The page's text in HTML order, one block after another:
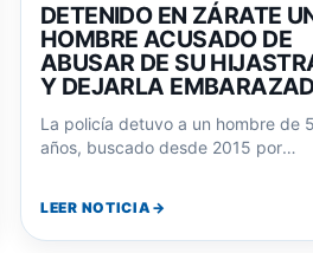
DETENIDO EN ZÁRATE
HOMBRE ACUSADO DE
ABUSAR DE SU
Y DEJARLA
La policía detuvo a un hombre de
años, buscado desde 2015 por
LEER NOTICIA